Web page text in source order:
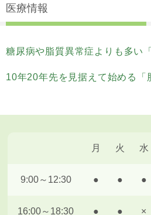
医療情報
糖尿病や脂質異常症よりも多い
10年20年先を見据えて始める「
月 火 水
9:00～12:30 ● ● ●
16:00～18:30 ● ● ×